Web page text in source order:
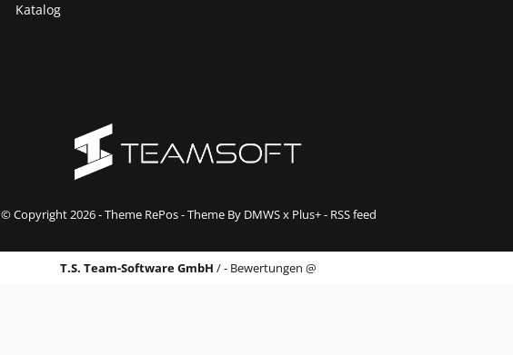
Katalog
© Copyright2026- Theme RePos - Theme By DMWSx Plus+- RSS feed
T.S. Team-Software GmbH /- Bewertungen @